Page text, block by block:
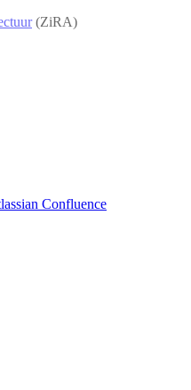
(ZiRA)
Confluence